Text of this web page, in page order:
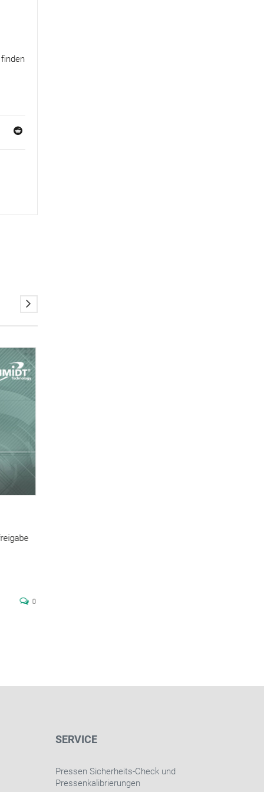
finden
0
SERVICE
Pressen Sicherheits-Check und
Pressenkalibrierungen